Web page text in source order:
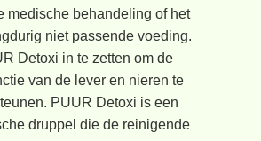
medische behandeling of het
niet passende voeding.
Detoxi in te zetten om de
van de lever en nieren te
PUUR Detoxi is een
druppel die de reinigende